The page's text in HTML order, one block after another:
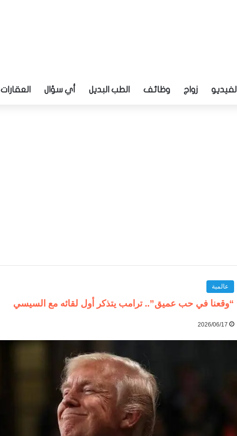
الفيديو زواج وظائف الطب البديل أي سؤال العقارات
عالمية
“وقعنا في حب عميق”.. ترامب يتذكر أول لقائه مع السيسي
2026/06/17